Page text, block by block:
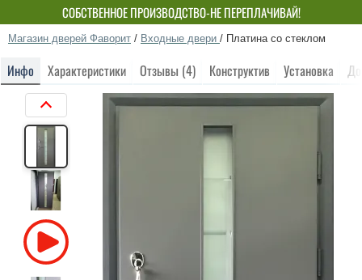
СОБСТВЕННОЕ ПРОИЗВОДСТВО-НЕ ПЕРЕПЛАЧИВАЙ!
Магазин дверей Фаворит / Входные двери / Платина со стеклом
Инфо Характеристики Отзывы (4) Конструктив Установка